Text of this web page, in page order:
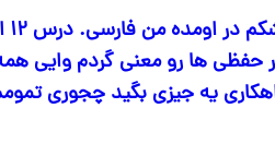
ها رو معنی گردم وایی
یه جیزی بگید چجوری